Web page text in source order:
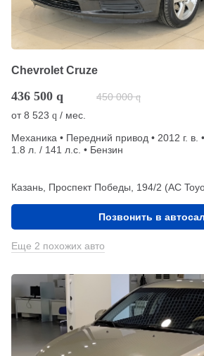
Chevrolet Cruze
436 500 q 450 000 q
от8 523 q / мес.
Механика • Передний привод • 2012 г. в.
1.8 л. / 141 л.с. • Бензин
Казань, Проспект Победы, 194/2 (АС
Позвонить в
Еще 2 похожих авто